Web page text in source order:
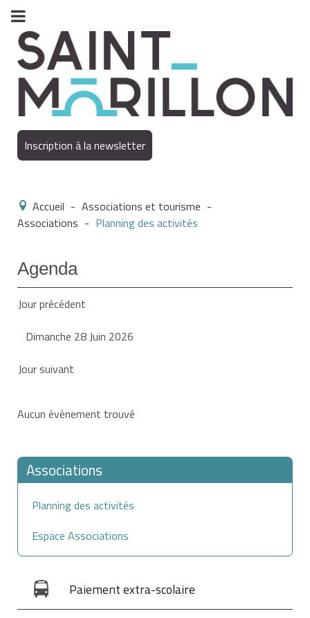
Inscription à la newsletter
Accueil - Associations et tourisme -
Associations - Planning des activités
Agenda
Jour précédent
Dimanche 28 Juin 2026
Jour suivant
Aucun évènement trouvé
Associations
Planning des activités
Espace Associations
Paiement extra-scolaire